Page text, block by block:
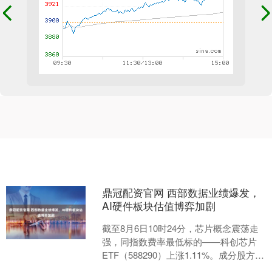
鼎冠配资官网 西部数据业绩爆发，
AI硬件板块估值博弈加剧
截至8月6日10时24分，芯片概念震荡走
强，同指数费率最低标的——科创芯片
ETF（588290）上涨1.11%。成分股方